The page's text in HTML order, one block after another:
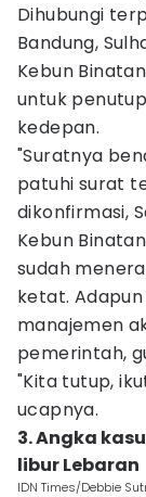
Dihubungi
Bandung,
Kebun
untuk
kedepan.
"Suratnya
patuhi surat
dikonfirmasi,
Kebun
sudah
ketat.
manajemen
pemerintah,
"Kita tutup,
ucapnya.
3. Angka
libur Lebaran
IDN Times/Debbie